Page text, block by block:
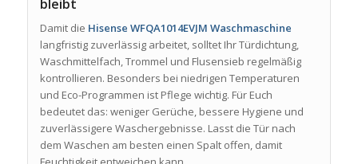
bleibt
Damit die Hisense WFQA1014EVJM Waschmaschine
langfristig zuverlässig arbeitet, solltet Ihr Türdichtung,
Waschmittelfach, Trommel und Flusensieb regelmäßig
kontrollieren. Besonders bei niedrigen Temperaturen
und Eco-Programmen ist Pflege wichtig. Für Euch
bedeutet das: weniger Gerüche, bessere Hygiene und
zuverlässigere Waschergebnisse. Lasst die Tür nach
dem Waschen am besten einen Spalt offen, damit